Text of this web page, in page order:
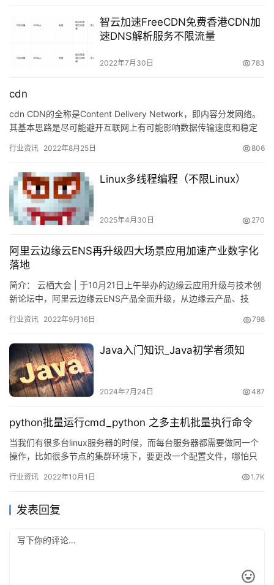
智云加速FreeCDN免费香港CDN加
速DNS解析服务不限流量
2022年7月30日 783
cdn
cdn CDN的全称是Content Delivery Network，即内容分发网络。
其基本思路是尽可能避开互联网上有可能影响数据传输速度和稳定
行业资讯 2022年8月25日 806
Linux多线程编程（不限Linux）
2025年4月30日 270
阿里云边缘云ENS再升级四大场景应用加速产业数字化
落地
​简介： 云栖大会 | 于10月21日上午举办的边缘云应用升级与技术创
新论坛中，阿里云边缘云ENS产品全面升级，从边缘云产品、技
行业资讯 2022年9月16日 798
Java入门知识_Java初学者须知
2024年7月24日 487
python批量运行cmd_python 之多主机批量执行命令
当我们有很多台linux服务器的时候，而每台服务器都需要做同一个
操作，比如很多节点的集群环境下，要更改一个配置文件，哪怕只
行业资讯 2022年10月1日 1.7K
发表回复